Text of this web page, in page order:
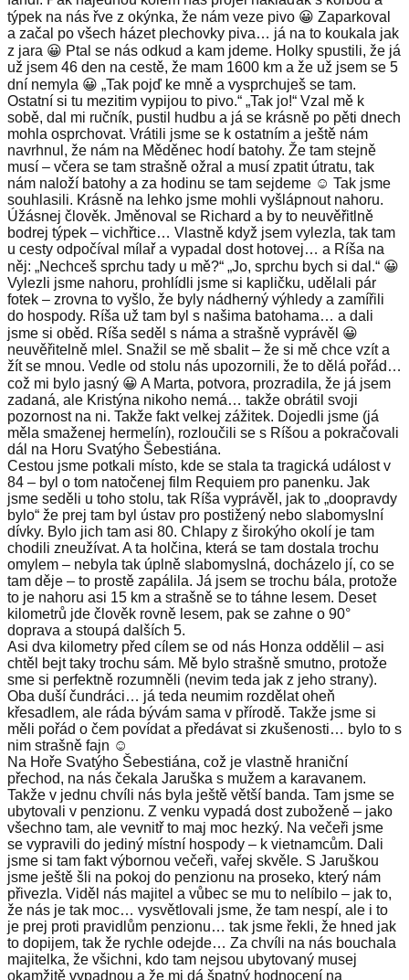
týpek na nás řve z okýnka, že nám veze pivo 😀 Zaparkoval
a začal po všech házet plechovky piva… já na to koukala jak
z jara 😀 Ptal se nás odkud a kam jdeme. Holky spustili, že já
už jsem 46 den na cestě, že mam 1600 km a že už jsem se 5
dní nemyla 😀 „Tak pojď ke mně a vysprchuješ se tam.
Ostatní si tu mezitim vypijou to pivo.“ „Tak jo!“ Vzal mě k
sobě, dal mi ručník, pustil hudbu a já se krásně po pěti dnech
mohla osprchovat. Vrátili jsme se k ostatním a ještě nám
navrhnul, že nám na Měděnec hodí batohy. Že tam stejně
musí – včera se tam strašně ožral a musí zpatit útratu, tak
nám naloží batohy a za hodinu se tam sejdeme ☺️ Tak jsme
souhlasili. Krásně na lehko jsme mohli vyšlápnout nahoru.
Úžásnej člověk. Jměnoval se Richard a by to neuvěřitlně
bodrej týpek – vichřtice… Vlastně když jsem vylezla, tak tam
u cesty odpočíval mílař a vypadal dost hotovej… a Ríša na
něj: „Nechceš sprchu tady u mě?“ „Jo, sprchu bych si dal.“ 😀
Vylezli jsme nahoru, prohlídli jsme si kapličku, udělali pár
fotek – zrovna to vyšlo, že byly nádherný výhledy a zamířili
do hospody. Ríša už tam byl s našima batohama… a dali
jsme si oběd. Ríša seděl s náma a strašně vyprávěl 😀
neuvěřitelně mlel. Snažil se mě sbalit – že si mě chce vzít a
žít se mnou. Vedle od stolu nás upozornili, že to dělá pořád…
což mi bylo jasný 😀 A Marta, potvora, prozradila, že já jsem
zadaná, ale Kristýna nikoho nemá… takže obrátil svoji
pozornost na ni. Takže fakt velkej zážitek. Dojedli jsme (já
měla smaženej hermelín), rozloučili se s Ríšou a pokračovali
dál na Horu Svatýho Šebestiána.
Cestou jsme potkali místo, kde se stala ta tragická událost v
84 – byl o tom natočenej film Requiem pro panenku. Jak
jsme seděli u toho stolu, tak Ríša vyprávěl, jak to „doopravdy
bylo“ že prej tam byl ústav pro postižený nebo slabomyslní
dívky. Bylo jich tam asi 80. Chlapy z širokýho okolí je tam
chodili zneužívat. A ta holčina, která se tam dostala trochu
omylem – nebyla tak úplně slabomyslná, docházelo jí, co se
tam děje – to prostě zapálila. Já jsem se trochu bála, protože
to je nahoru asi 15 km a strašně se to táhne lesem. Deset
kilometrů jde člověk rovně lesem, pak se zahne o 90°
doprava a stoupá dalších 5.
Asi dva kilometry před cílem se od nás Honza oddělil – asi
chtěl bejt taky trochu sám. Mě bylo strašně smutno, protože
sme si perfektně rozumněli (nevim teda jak z jeho strany).
Oba duší čundráci… já teda neumim rozdělat oheň
křesadlem, ale ráda bývám sama v přírodě. Takže jsme si
měli pořád o čem povídat a předávat si zkušenosti… bylo to s
nim strašně fajn ☺️
Na Hoře Svatýho Šebestiána, což je vlastně hraniční
přechod, na nás čekala Jaruška s mužem a karavanem.
Takže v jednu chvíli nás byla ještě větší banda. Tam jsme se
ubytovali v penzionu. Z venku vypadá dost zuboženě – jako
všechno tam, ale vevnitř to maj moc hezký. Na večeři jsme
se vypravili do jediný místní hospody – k vietnamcům. Dali
jsme si tam fakt výbornou večeři, vařej skvěle. S Jaruškou
jsme ještě šli na pokoj do penzionu na proseko, který nám
přivezla. Viděl nás majitel a vůbec se mu to nelíbilo – jak to,
že nás je tak moc… vysvětlovali jsme, že tam nespí, ale i to
je prej proti pravidlům penzionu… tak jsme řekli, že hned jak
to dopijem, tak že rychle odejde… Za chvíli na nás bouchala
majitelka, že všichni, kdo tam nejsou ubytovaný musej
okamžitě vypadnou a že mi dá špatný hodnocení na